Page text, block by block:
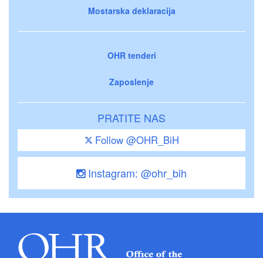
Mostarska deklaracija
OHR tenderi
Zaposlenje
PRATITE NAS
Follow @OHR_BiH
Instagram: @ohr_bih